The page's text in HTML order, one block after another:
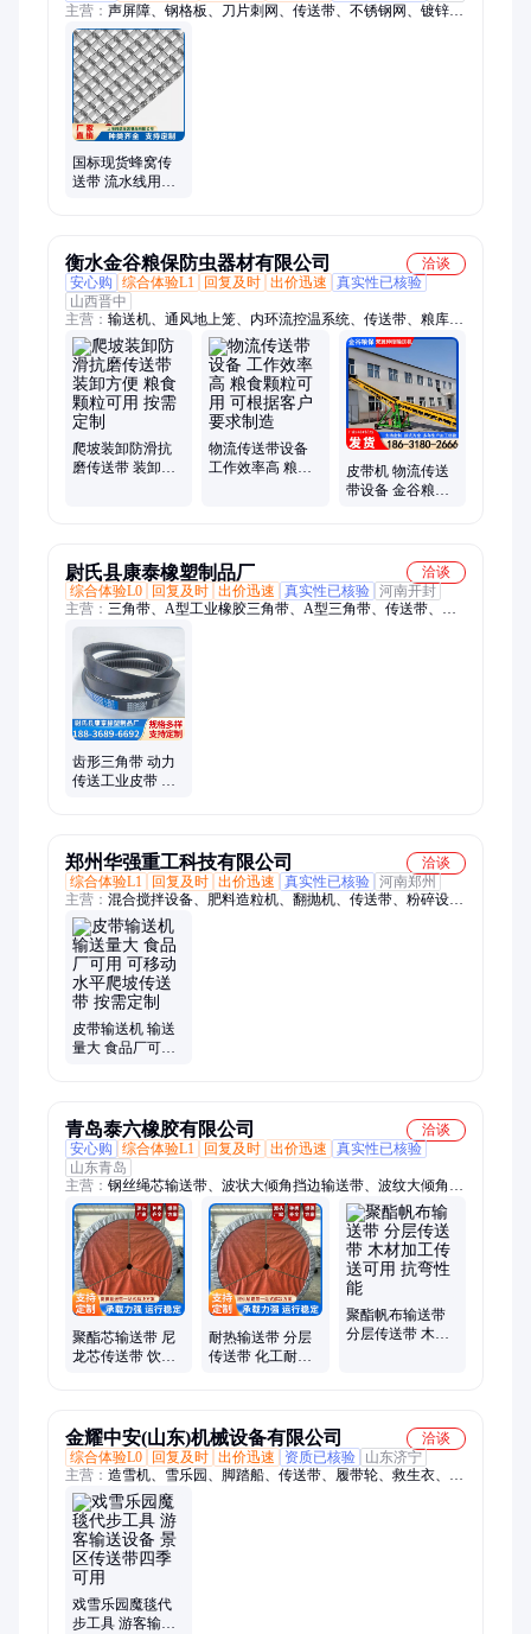
主营： 声屏障、钢格板、刀片刺网、传送带、不锈钢网、镀锌
丝、冲孔板、护栏网、建筑网片、基坑护栏、草坪护栏、金刚
网、遮阳网、金属网、防滑板、玻璃钢格栅、分样筛、钢板网、
护角网、六角网、电焊网、冲孔网、仓储笼、不锈钢过滤网、扁
丝
国标现货蜂窝传
送带 流水线用输
衡水金谷粮保防虫器材有限公司
洽谈
安心购
综合体验L1 回复及时 出价迅速
真实性已核验
山西晋中
主营： 输送机、通风地上笼、内环流控温系统、传送带、粮库保
温门窗、密封槽管、粮面走道板、固定式扦样机、移动式输送
机、悬空输送机、粮仓专用空调、地槽盖板、卸粮机、离心风
机、环保脉冲清理筛、定量包装秤、流量称、扬场机、拋粮机
爬坡装卸防滑抗
磨传送带 装卸方
物流传送带设备
工作效率高 粮食
皮带机 物流传送
带设备 金谷粮保
尉氏县康泰橡塑制品厂
洽谈
综合体验L0
回复及时 出价迅速 真实性已核验 河南开封
主营： 三角带、A型工业橡胶三角带、A型三角带、传送带、A
型橡胶三角带、SPC型三角带、SPC型皮带、SPC型联组三角
带、SPC型橡胶三角带、三角带SPC型、SPC型窄V带、SPC型联
组皮带、农机专用带、联合收割机三角带、农机三角带、联组窄
V带、农机同步带、收割机三角带、农机传动三角带、联组农机
带、农机联组三角带、8V窄V三角带、8V橡胶三角带、齿形三
角带、联组齿形带、D型三角带
齿形三角带 动力
传送工业皮带 包
郑州华强重工科技有限公司
洽谈
综合体验L1
回复及时 出价迅速 真实性已核验 河南郑州
主营： 混合搅拌设备、肥料造粒机、翻抛机、传送带、粉碎设
备、有机肥生产线、有机肥设备、牛粪造粒机、小型有机肥设
备、圆盘造粒设备、对辊造粒机、烘干有机肥设备、有机肥加工
设备、颗粒有机肥生产线、平模造粒机、柱状造粒设备、半湿物
料粉碎机、立式链式粉碎机、新型二合一造粒机、圆盘造粒机、
滚筒烘干机、对辊挤压造粒机、履带翻抛机、双轴搅拌机、立式
搅拌机、笼式粉碎机
皮带输送机 输送
量大 食品厂可用
青岛泰六橡胶有限公司
洽谈
安心购
综合体验L1 回复及时 出价迅速
真实性已核验
山东青岛
主营： 钢丝绳芯输送带、波状大倾角挡边输送带、波纹大倾角挡
边输送带、传送带、斗式提升机输送带、斗提机钢丝胶带、提升
机钢丝胶带、花纹输送带、耐酸碱输送带、耐高温输送带、耐热
输送带、耐油输送带、高强力输送带、耐磨输送带、聚酯输送
带、尼龙输送带、EP输送带、NN输送带、迈特钢丝胶带、钢丝
绳橡胶输送带、密封覆盖输送带、阻燃输送带、裙边输送带、轻
型输送带、PVC输送带、橡胶输送带
聚酯芯输送带 尼
龙芯传送带 饮料
耐热输送带 分层
传送带 化工耐腐
聚酯帆布输送带
分层传送带 木材
金耀中安(山东)机械设备有限公司
洽谈
综合体验L0
回复及时 出价迅速 资质已核验
山东济宁
主营： 造雪机、雪乐园、脚踏船、传送带、履带轮、救生衣、雾
炮机、拖拉机、出雪机、沙滩车、冲锋舟、轨滑车、卡丁车、挖
土机、橡皮艇、挖掘机、商场游乐、雪地设备、雪地摩托、滑草
轨道、出雪设备、造雪设备
戏雪乐园魔毯代
步工具 游客输送